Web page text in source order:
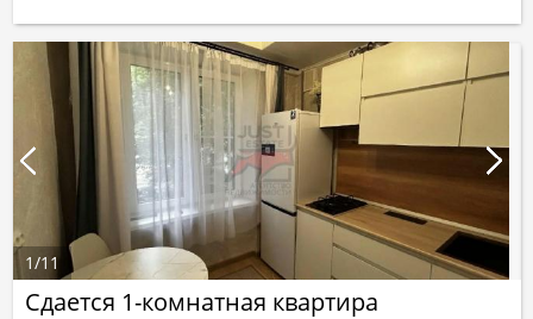
Сдается 1-комнатная квартира
1/11